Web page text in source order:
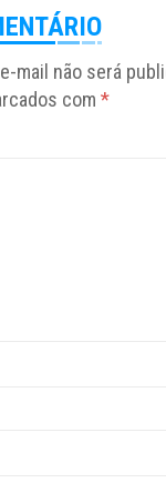
mail não será
com *